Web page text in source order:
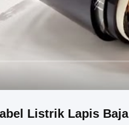
Listrik Lapis